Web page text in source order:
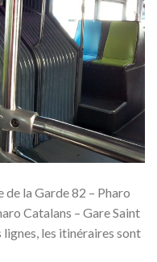
la Garde 82 – Pharo
Catalans – Gare Saint
les itinéraires sont